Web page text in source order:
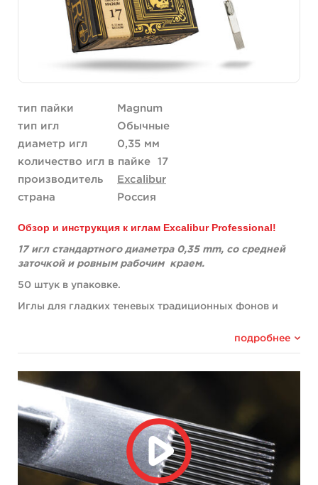
тип пайки
Magnum
тип игл
Обычные
диаметр игл
0,35 мм
количество игл в пайке
17
производитель
Excalibur
страна
Россия
Обзор и инструкция к иглам Excalibur Professional!
17 игл стандартного диаметра 0,35 mm, со средней
заточкой и ровным рабочим краем.
50 штук в упаковке.
Иглы для гладких теневых традиционных фонов и
расстояние между иглами, позволяет создавать
японском стиле, где светлые оттенки грейвоша имеют
гладкий но четкий край и незаметный переход в
насыщенный черный.
• 17 игл, иногда это действительно больше, чем
нужно, но так же быстро и гладко красят, как и
меньшие группы.
• Данные иглы способны очень быстро закрашивать
подробнее